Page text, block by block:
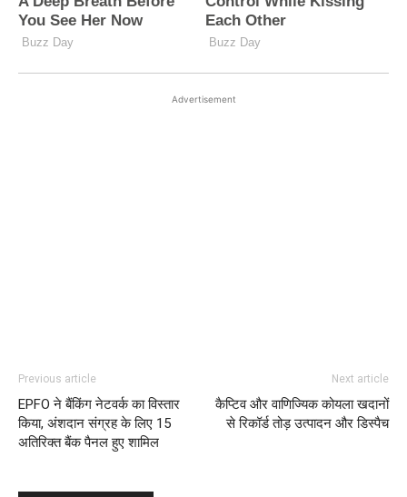
Advertisement
Previous article
EPFO ने बैंकिंग नेटवर्क का विस्तार
किया, अंशदान संग्रह के लिए 15
अतिरिक्त बैंक पैनल हुए शामिल
Next article
कैप्टिव और वाणिज्यिक कोयला खदानों
से रिकॉर्ड तोड़ उत्पादन और डिस्पैच